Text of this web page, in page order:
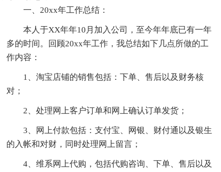
一、20xx年工作总结：
本人于XX年年10月加入公司，至今年年底已有一年
多的时间。回顾20xx年工作，我总结如下几点所做的工
作内容：
1、淘宝店铺的销售包括：下单、售后以及财务核
对；
2、处理网上客户订单和网上确认订单发货；
3、网上付款包括：支付宝、网银、财付通以及银生
的入帐和对财，同时处理网上留言；
4、维系网上代购，包括代购咨询、下单、售后以及